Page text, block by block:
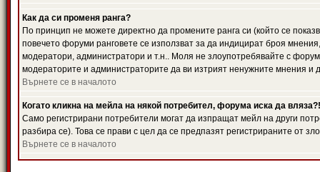
Как да си променя ранга?
По принцип не можете директно да промените ранга си (който се
повечето форуми ранговете се използват за да индицират броя
модератори, администратори и т.н.. Моля не злоупотребявайте с
модераторите и администраторите да ви изтрият ненужните мнения и
Върнете се в началото
Когато кликна на мейла на някой потребител, форума иска да вляза?!
Само регистрирани потребители могат да изпращат мейл на други
разбира се). Това се прави с цел да се предпазят регистрираните от
Върнете се в началото